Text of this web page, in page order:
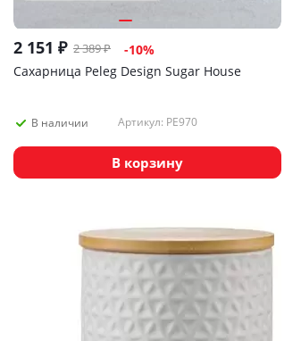
2 151 ₽ 2 389₽ -10%
Сахарница Peleg Design Sugar House
В наличии Артикул: PE970
В корзину